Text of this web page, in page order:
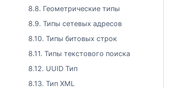
8.8. Геометрические типы
8.9. Типы сетевых адресов
8.10. Типы битовых строк
8.11. Типы текстового поиска
8.12. UUID Тип
8.13. Тип XML